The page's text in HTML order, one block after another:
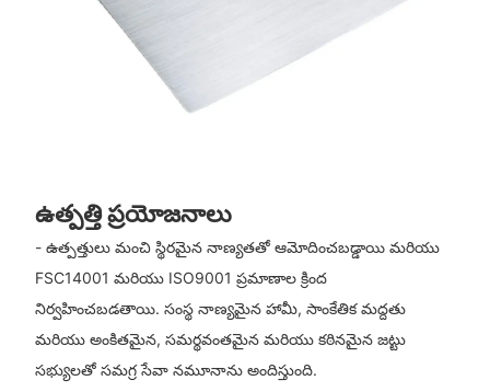
ఉత్పత్తి ప్రయోజనాలు
- ఉత్పత్తులు మంచి స్థిరమైన నాణ్యతతో ఆమోదించబడ్డాయి మరియు
FSC14001 మరియు ISO9001 ప్రమాణాల క్రింద
నిర్వహించబడతాయి. సంస్థ నాణ్యమైన హామీ, సాంకేతిక మద్దతు
మరియు అంకితమైన, సమర్థవంతమైన మరియు కఠినమైన జట్టు
సభ్యులతో సమగ్ర సేవా నమూనాను అందిస్తుంది.